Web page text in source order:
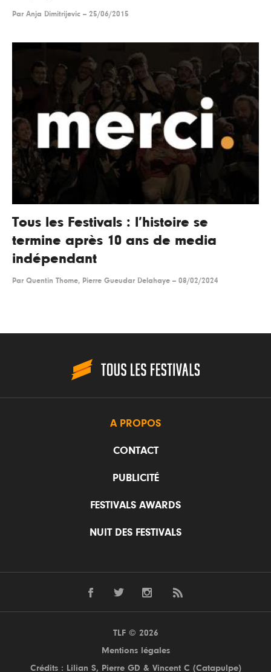
Par Anja Dimitrijevic -- 25/06/2015
Tous les Festivals : l’histoire se
termine après 10 ans de media
indépendant
Par Quentin Thome, Pierre Gueudar Delahaye -- 08/02/2024
A PROPOS
CONTACT
PUBLICITÉ
FESTIVALS AWARDS
NUIT DES FESTIVALS
TLF © 2026
Mentions légales
Crédits : Lilian S, Pierre GD & Vincent C (Catapulpe)